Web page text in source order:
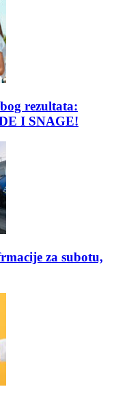
rezultata:
I SNAGE!
za subotu,